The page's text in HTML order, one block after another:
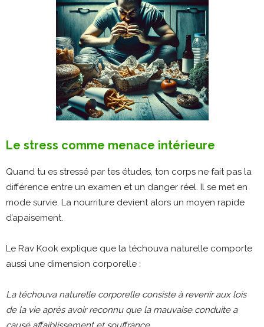
Le stress comme menace intérieure
Quand tu es stressé par tes études, ton corps ne fait pas la
différence entre un examen et un danger réel. Il se met en
mode survie. La nourriture devient alors un moyen rapide
d’apaisement.
Le Rav Kook explique que la téchouva naturelle comporte
aussi une dimension corporelle :
La téchouva naturelle corporelle consiste à revenir aux lois
de la vie après avoir reconnu que la mauvaise conduite a